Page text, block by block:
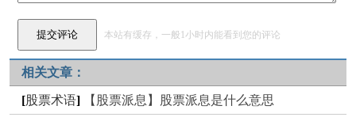
本站有缓存，一般1小时内能看到您的评论
相关文章：
[股票术语] 【股票派息】股票派息是什么意思